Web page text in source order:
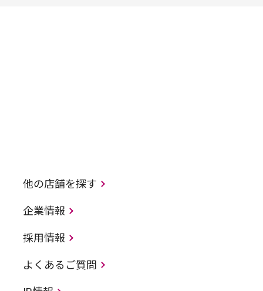
他の店舗を探す
企業情報
採用情報
よくあるご質問